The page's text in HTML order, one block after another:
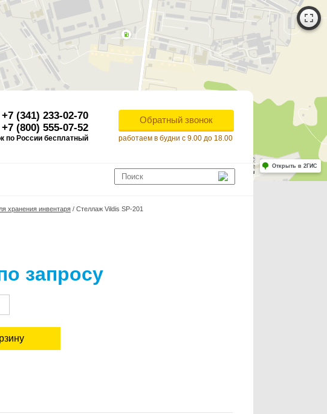
Работает на API 2ГИС
Лицензионное соглашение
Для корректной работы Raster JS API нужен ключ. Помощь: api@2gis.ru
Открыть в 2ГИС
+7 (341) 233-02-70
+7 (800) 555-07-52
по России бесплатный
Обратный звонок
работаем в будни с 9.00 до 18.00
хранения инвентаря / Стеллаж Vildis SP-201
запросу